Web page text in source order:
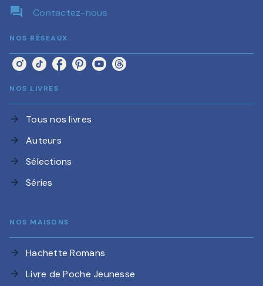
question_answer Contactez-nous
NOS RÉSEAUX
NOS LIVRES
arrow_forward Tous nos livres
arrow_forward Auteurs
arrow_forward Sélections
arrow_forward Séries
NOS MAISONS
arrow_forward Hachette Romans
arrow_forward Livre de Poche Jeunesse